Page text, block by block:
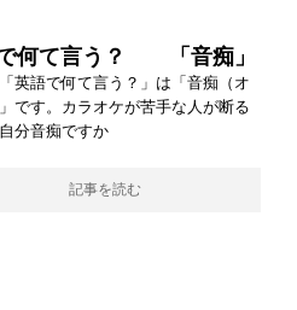
何て言う？ 「音痴」
英語で何て言う？」は「音痴（オ
です。カラオケが苦手な人が断る
分音痴ですか
記事を読む